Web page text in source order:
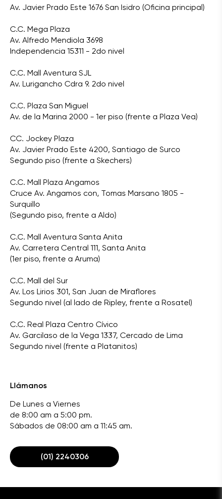
Av. Javier Prado Este 1676 San Isidro (Oficina principal)
C.C. Mega Plaza
Av. Alfredo Mendiola 3698
Independencia 15311 - 2do nivel
C.C. Mall Aventura SJL
Av. Lurigancho Cdra 9. 2do nivel
C.C. Plaza San Miguel
Av. de la Marina 2000 - 1er piso (frente a Plaza Vea)
CC. Jockey Plaza
Av. Javier Prado Este 4200, Santiago de Surco
Segundo piso (frente a Skechers)
C.C. Mall Plaza Angamos
Cruce Av. Angamos con, Tomas Marsano 1805 -
Surquillo
(Segundo piso, frente a Aldo)
C.C. Mall Aventura Santa Anita
Av. Carretera Central 111, Santa Anita
(1er piso, frente a Aruma)
C.C. Mall del Sur
Av. Los Lirios 301, San Juan de Miraflores
Segundo nivel (al lado de Ripley, frente a Rosatel)
C.C. Real Plaza Centro Cívico
Av. Garcilaso de la Vega 1337, Cercado de Lima
Segundo nivel (frente a Platanitos)
Llámanos
De Lunes a Viernes
de 8:00 am a 5:00 pm.
Sábados de 08:00 am a 11:45 am.
(01) 2240306